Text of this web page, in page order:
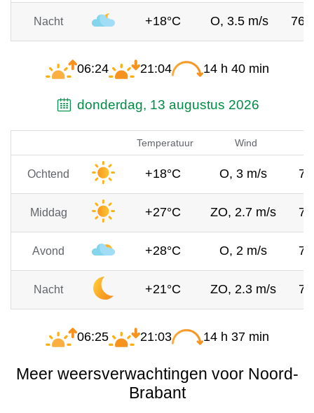
Nacht +18°C O, 3.5 m/s
06:24 21:04 14 h 40 min
donderdag, 13 augustus 2026
Temperatuur Wind
Ochtend +18°C O, 3 m/s
Middag +27°C ZO, 2.7 m/s
Avond +28°C O, 2 m/s
Nacht +21°C ZO, 2.3 m/s
06:25 21:03 14 h 37 min
Meer weersverwachtingen voor Noord-
Brabant